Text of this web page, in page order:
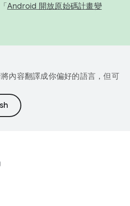
Android 開放原始碼計畫變
內容翻譯成你偏好的語言，但可